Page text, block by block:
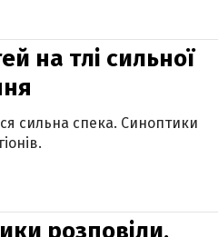
на тлі сильної
сильна спека. Синоптики
розповіли,